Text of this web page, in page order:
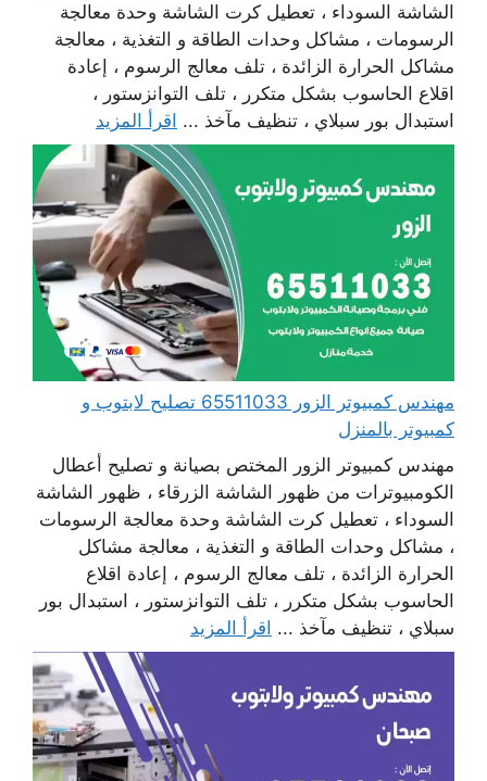
الشاشة السوداء ، تعطيل كرت الشاشة وحدة معالجة
الرسومات ، مشاكل وحدات الطاقة و التغذية ، معالجة
مشاكل الحرارة الزائدة ، تلف معالج الرسوم ، إعادة
اقلاع الحاسوب بشكل متكرر ، تلف التوانزستور ،
استبدال بور سبلاي ، تنظيف مآخذ ... اقرأ المزيد
مهندس كمبيوتر الزور 65511033 تصليح لابتوب و
كمبيوتر بالمنزل
مهندس كمبيوتر الزور المختص بصيانة و تصليح أعطال
الكومبيوترات من ظهور الشاشة الزرقاء ، ظهور الشاشة
السوداء ، تعطيل كرت الشاشة وحدة معالجة الرسومات
، مشاكل وحدات الطاقة و التغذية ، معالجة مشاكل
الحرارة الزائدة ، تلف معالج الرسوم ، إعادة اقلاع
الحاسوب بشكل متكرر ، تلف التوانزستور ، استبدال بور
سبلاي ، تنظيف مآخذ ... اقرأ المزيد